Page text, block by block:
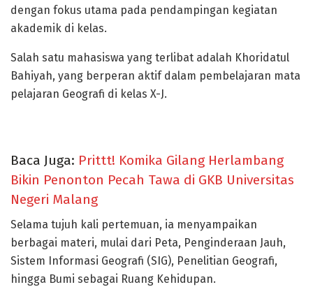
dengan fokus utama pada pendampingan kegiatan
akademik di kelas.
Salah satu mahasiswa yang terlibat adalah Khoridatul
Bahiyah, yang berperan aktif dalam pembelajaran mata
pelajaran Geografi di kelas X-J.
Baca Juga: Prittt! Komika Gilang Herlambang
Bikin Penonton Pecah Tawa di GKB Universitas
Negeri Malang
Selama tujuh kali pertemuan, ia menyampaikan
berbagai materi, mulai dari Peta, Penginderaan Jauh,
Sistem Informasi Geografi (SIG), Penelitian Geografi,
hingga Bumi sebagai Ruang Kehidupan.